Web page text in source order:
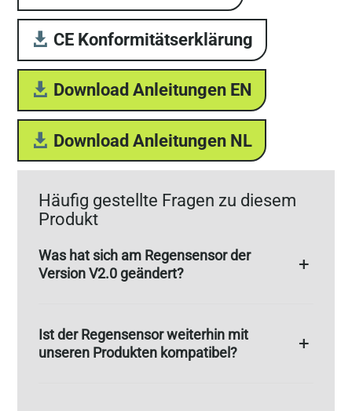
CE Konformitätserklärung
Download Anleitungen EN
Download Anleitungen NL
Häufig gestellte Fragen zu diesem
Produkt
Was hat sich am Regensensor der
Version V2.0 geändert?
Ist der Regensensor weiterhin mit
unseren Produkten kompatibel?